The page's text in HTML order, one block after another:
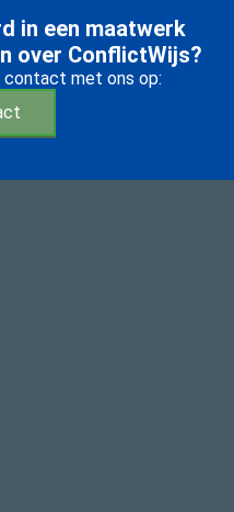
in een maatwerk
over ConflictWijs?
contact met ons op: